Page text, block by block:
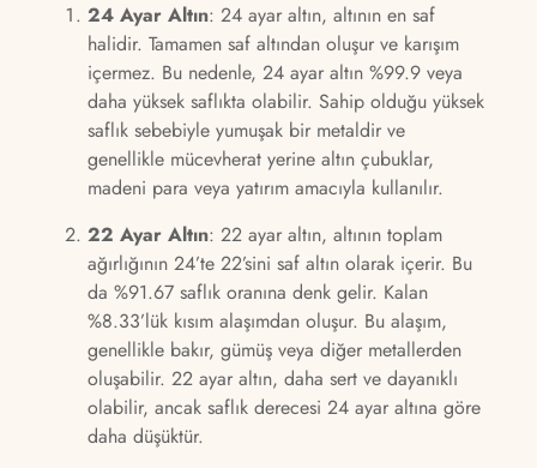
24 Ayar Altın: 24 ayar altın, altının en saf
halidir. Tamamen saf altından oluşur ve karışım
içermez. Bu nedenle, 24 ayar altın %99.9 veya
daha yüksek saflıkta olabilir. Sahip olduğu yüksek
saflık sebebiyle yumuşak bir metaldir ve
genellikle mücevherat yerine altın çubuklar,
madeni para veya yatırım amacıyla kullanılır.
22 Ayar Altın: 22 ayar altın, altının toplam
ağırlığının 24’te 22’sini saf altın olarak içerir. Bu
da %91.67 saflık oranına denk gelir. Kalan
%8.33’lük kısım alaşımdan oluşur. Bu alaşım,
genellikle bakır, gümüş veya diğer metallerden
oluşabilir. 22 ayar altın, daha sert ve dayanıklı
olabilir, ancak saflık derecesi 24 ayar altına göre
daha düşüktür.